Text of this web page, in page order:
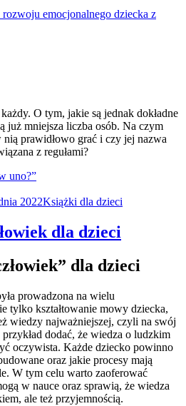
rozwoju emocjonalnego dziecka z
O tym, jakie są jednak dokładne
już mniejsza liczba osób. Na czym
prawidłowo grać i czy jej nazwa
z regułami?
uno?”
2022Książki dla dzieci
dla dzieci
dla dzieci
prowadzona na wielu
tylko kształtowanie mowy dziecka,
wiedzy najważniejszej, czyli na swój
dodać, że wiedza o ludzkim
oczywista. Każde dziecko powinno
oraz jakie procesy mają
W tym celu warto zaoferować
w nauce oraz sprawią, że wiedza
ale też przyjemnością.